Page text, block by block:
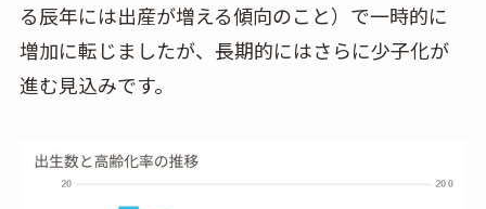
る辰年には出産が増える傾向のこと）で一時的に
増加に転じましたが、長期的にはさらに少子化が
進む見込みです。